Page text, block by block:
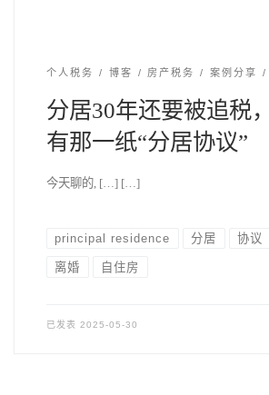
个人税务 博客 房产税务 案例分享
分居30年还要被追税
有那一纸“分居协议”
今天聊的, […] […]
principal residence 分居 协议
离婚 自住房
已发表 2025-05-30